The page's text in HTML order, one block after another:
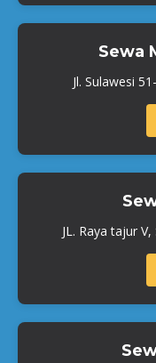
Sewa
Jl. Sulawesi
JL. Raya tajur